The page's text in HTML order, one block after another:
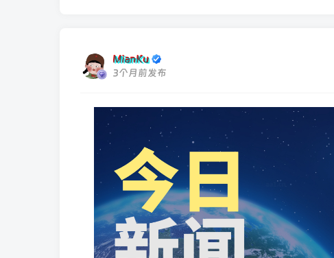
MianKu
3个月前发布